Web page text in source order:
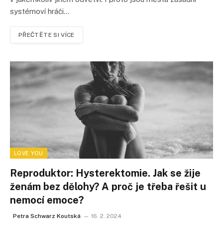
systémoví hráči…
PŘEČTĚTE SI VÍCE
LOVE YOU
Reproduktor: Hysterektomie. Jak se žije
ženám bez dělohy? A proč je třeba řešit u
nemocí emoce?
Petra Schwarz Koutská 16. 2. 2024